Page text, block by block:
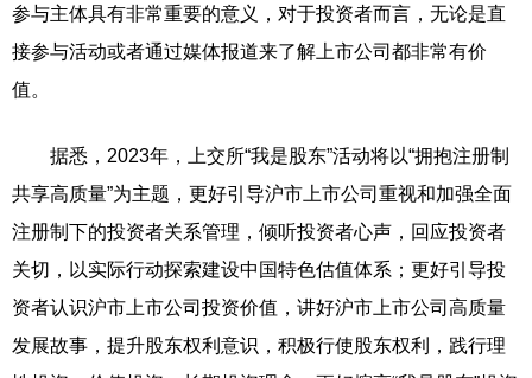
参与主体具有非常重要的意义，对于投资者而言，无论是直
接参与活动或者通过媒体报道来了解上市公司都非常有价
值。
据悉，2023年，上交所“我是股东”活动将以“拥抱注册制
共享高质量”为主题，更好引导沪市上市公司重视和加强全面
注册制下的投资者关系管理，倾听投资者心声，回应投资者
关切，以实际行动探索建设中国特色估值体系；更好引导投
资者认识沪市上市公司投资价值，讲好沪市上市公司高质量
发展故事，提升股东权利意识，积极行使股东权利，践行理